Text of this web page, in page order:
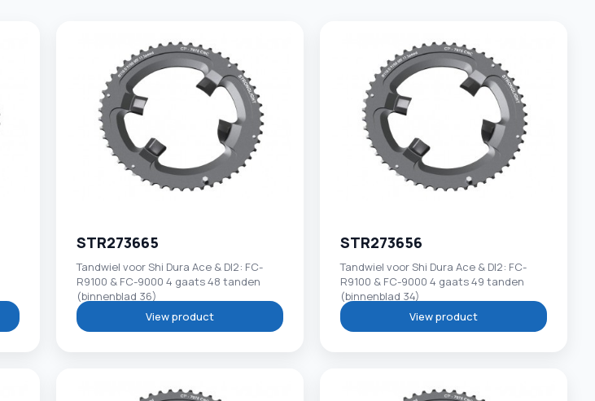
STR273665
Tandwiel voor Shi Dura Ace & DI2: FC-
R9100 & FC-9000 4 gaats 48 tanden
(binnenblad 36)
View product
STR273656
Tandwiel voor Shi Dura Ace & DI2: FC-
R9100 & FC-9000 4 gaats 49 tanden
(binnenblad 34)
View product